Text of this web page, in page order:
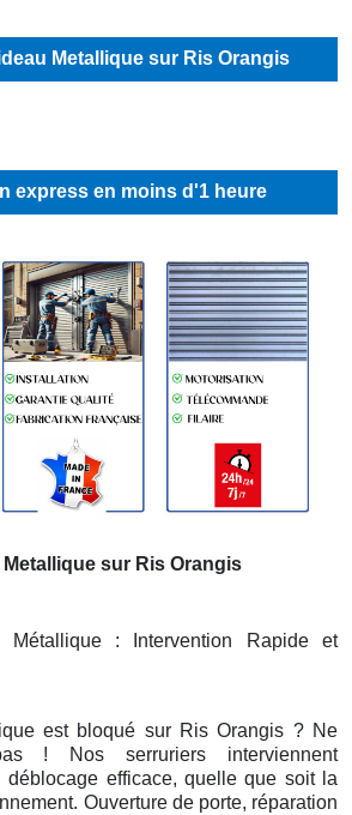
Metallique sur Ris Orangis
express en moins d'1 heure
sur Ris Orangis
Métallique : Intervention Rapide et
est bloqué sur Ris Orangis ? Ne
! Nos serruriers interviennent
déblocage efficace, quelle que soit la
Ouverture de porte, réparation